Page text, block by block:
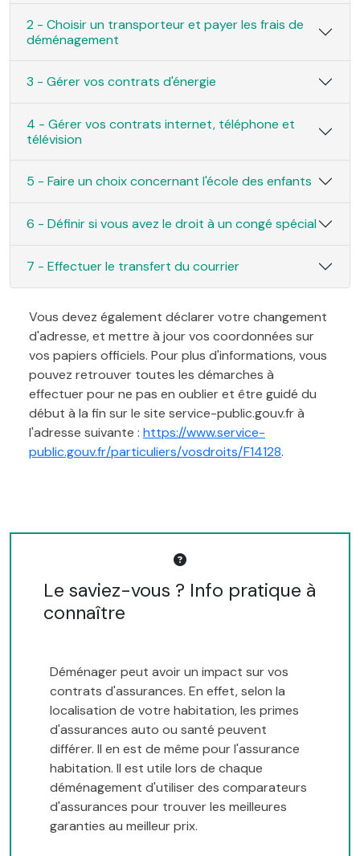
2 - Choisir un transporteur et payer les frais de
déménagement
3 - Gérer vos contrats d'énergie
4 - Gérer vos contrats internet, téléphone et
télévision
5 - Faire un choix concernant l'école des enfants
6 - Définir si vous avez le droit à un congé spécial
7 - Effectuer le transfert du courrier
Vous devez également déclarer votre changement
d'adresse, et mettre à jour vos coordonnées sur
vos papiers officiels. Pour plus d'informations, vous
pouvez retrouver toutes les démarches à
effectuer pour ne pas en oublier et être guidé du
début à la fin sur le site service-public.gouv.fr à
l'adresse suivante : https://www.service-
public.gouv.fr/particuliers/vosdroits/F14128.
Le saviez-vous ? Info pratique à
connaître
Déménager peut avoir un impact sur vos
contrats d'assurances. En effet, selon la
localisation de votre habitation, les primes
d'assurances auto ou santé peuvent
différer. Il en est de même pour l'assurance
habitation. Il est utile lors de chaque
déménagement d'utiliser des comparateurs
d'assurances pour trouver les meilleures
garanties au meilleur prix.